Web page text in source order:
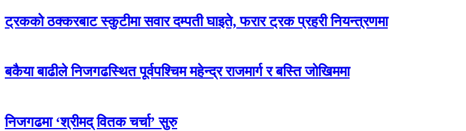
ट्रकको ठक्करबाट स्कुटीमा सवार दम्पती घाइते, फरार ट्रक प्रहरी नियन्त्रणमा
बकैया बाढीले निजगढस्थित पूर्वपश्चिम महेन्द्र राजमार्ग र बस्ति जोखिममा
निजगढमा ‘श्रीमद् वितक चर्चा’ सुरु